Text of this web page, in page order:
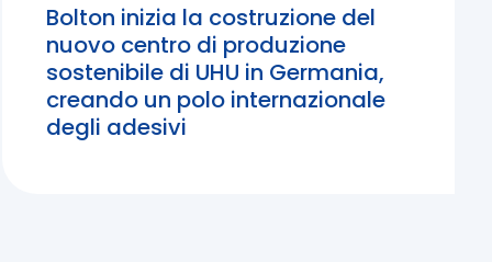
Bolton inizia la costruzione del
nuovo centro di produzione
sostenibile di UHU in Germania,
creando un polo internazionale
degli adesivi